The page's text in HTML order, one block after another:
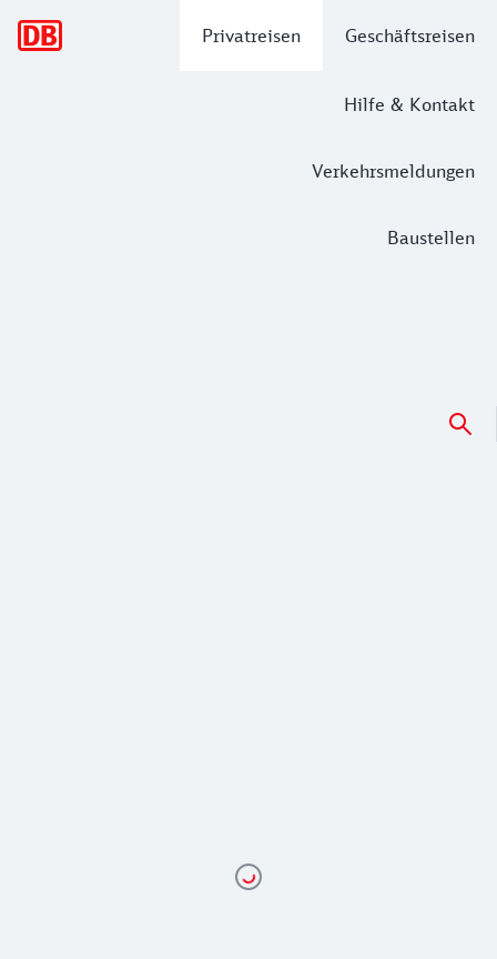
Privatreisen Geschäftsreisen
Hilfe & Kontakt
Verkehrsmeldungen
Baustellen